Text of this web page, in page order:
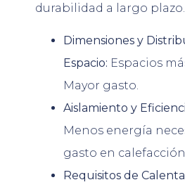
durabilidad a largo plazo.
Dimensiones y
Espacio: Espacios
Mayor gasto.
Aislamiento y
Menos energía
gasto en
Requisitos de